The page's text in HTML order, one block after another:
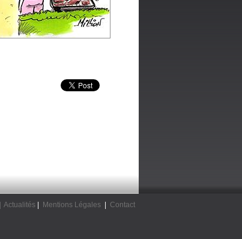
Actualités| Mentions Légales|
Contact